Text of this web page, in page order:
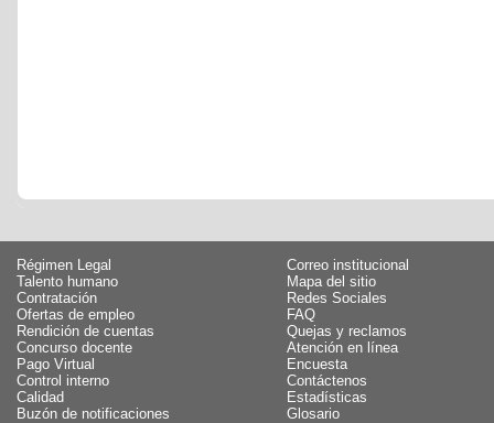
Régimen Legal
Talento humano
Contratación
Ofertas de empleo
Rendición de cuentas
Concurso docente
Pago Virtual
Control interno
Calidad
Buzón de notificaciones
Correo institucional
Mapa del sitio
Redes Sociales
FAQ
Quejas y reclamos
Atención en línea
Encuesta
Contáctenos
Estadísticas
Glosario